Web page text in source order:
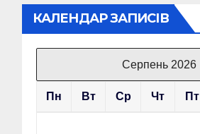
КАЛЕНДАР ЗАПИСІВ
Серпень 2026
Пн Вт Ср Чт Пт